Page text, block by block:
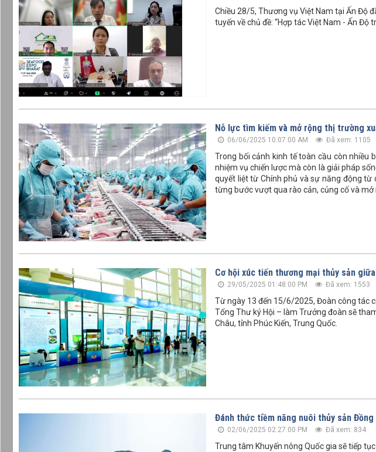
Chiều 28/5, Thương vụ Việt Nam tại Ấn Độ
tuyến về chủ đề: “Hợp tác Việt Nam - Ấn Độ
Nỗ lực tìm kiếm và mở rộng thị trường
06/06/2025 10:07:00 AM Đã xem: 1105
Trong bối cảnh kinh tế toàn cầu còn nhiều
nhiệm vụ chiến lược mà còn là giải pháp
quyết liệt từ Chính phủ và sự năng động từ
từng bước vượt qua rào cản, củng cố và
Cơ hội xúc tiến thương mại thủy sản
29/05/2025 01:48:00 PM Đã xem: 1553
Từ ngày 13 đến 15/6/2025, Đoàn công tác
Tổng Thư ký Hội – làm Trưởng đoàn sẽ
Châu, tỉnh Phúc Kiến, Trung Quốc.
Đánh thức tiềm năng nuôi thủy sản Đồng
02/06/2025 02:27:00 PM Đã xem: 834
Trung tâm Khuyến nông Quốc gia sẽ tiếp